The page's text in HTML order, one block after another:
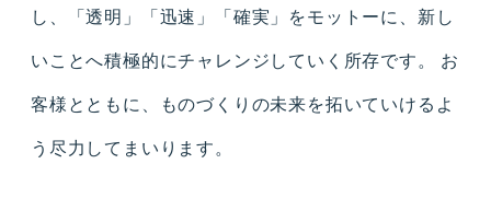
し、「透明」「迅速」「確実」をモットーに、新し
いことへ積極的にチャレンジしていく所存です。 お
客様とともに、ものづくりの未来を拓いていけるよ
う尽力してまいります。